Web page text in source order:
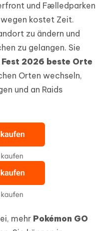
und Fælledparken
kostet Zeit.
zu ändern und
zu gelangen. Sie
Fest 2026 beste Orte
Orten wechseln,
und an Raids
mehr Pokémon GO